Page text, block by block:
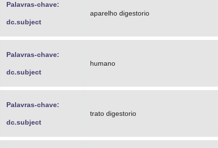
Palavras-chave:
dc.subject
aparelho digestorio
Palavras-chave:
dc.subject
humano
Palavras-chave:
dc.subject
trato digestorio